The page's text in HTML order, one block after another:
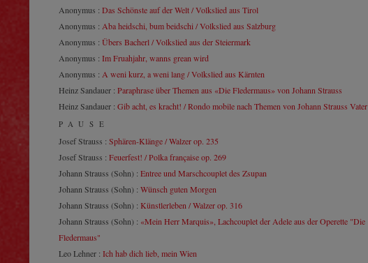
Anonymus : Das Schönste auf der Welt / Volkslied aus Tirol
Anonymus : Aba heidschi, bum beidschi / Volkslied aus Salzburg
Anonymus : Übers Bacherl / Volkslied aus der Steiermark
Anonymus : Im Fruahjahr, wanns grean wird
Anonymus : A weni kurz, a weni lang / Volkslied aus Kärnten
Heinz Sandauer : Paraphrase über Themen aus «Die Fledermaus» von Johann Strauss
Heinz Sandauer : Gib acht, es kracht! / Rondo mobile nach Themen von Johann Strauss Vater
PAUSE
Josef Strauss : Sphären-Klänge / Walzer op. 235
Josef Strauss : Feuerfest! / Polka française op. 269
Johann Strauss (Sohn) : Entree und Marschcouplet des Zsupan
Johann Strauss (Sohn) : Wünsch guten Morgen
Johann Strauss (Sohn) : Künstlerleben / Walzer op. 316
Johann Strauss (Sohn) : «Mein Herr Marquis», Lachcouplet der Adele aus der Operette "Die
Fledermaus"
Leo Lehner : Ich hab dich lieb, mein Wien